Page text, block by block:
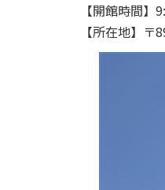
【開館時間】
【所在地】